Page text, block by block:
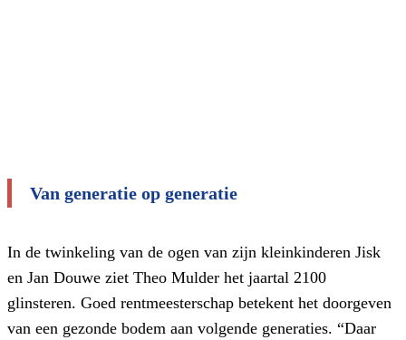
Van generatie op generatie
In de twinkeling van de ogen van zijn kleinkinderen Jisk
en Jan Douwe ziet Theo Mulder het jaartal 2100
glinsteren. Goed rentmeesterschap betekent het doorgeven
van een gezonde bodem aan volgende generaties. “Daar